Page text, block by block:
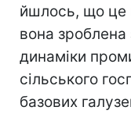
йшлось, що це
вона зроблена
динаміки
сільського
базових